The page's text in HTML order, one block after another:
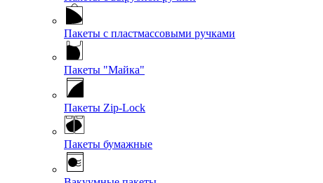
Пакеты с пластмассовыми ручками
Пакеты "Майка"
Пакеты Zip-Lock
Пакеты бумажные